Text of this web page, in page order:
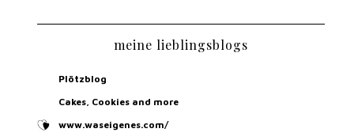
meine lieblingsblogs
Plötzblog
Cakes, Cookies and more
www.waseigenes.com/